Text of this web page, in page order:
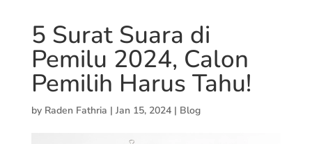
5 Surat Suara di
Pemilu 2024, Calon
Pemilih Harus Tahu!
by Raden Fathria | Jan 15, 2024| Blog